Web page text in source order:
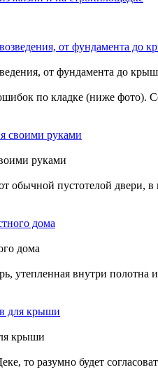
от фундамента до
от фундамента до
по кладке (ниже
своими руками
руками
пустотелой двери,
дома
дома
утепленная внутри
для крыши
крыши
то разумно будет